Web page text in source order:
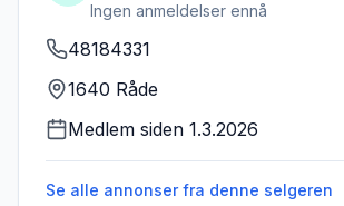
Ingen anmeldelser ennå
48184331
1640 Råde
Medlem siden 1.3.2026
Se alle annonser fra denne selgeren